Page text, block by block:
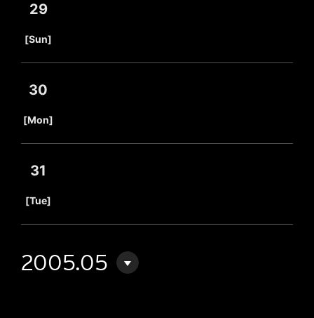
29
[Sun]
30
[Mon]
31
[Tue]
2005.05